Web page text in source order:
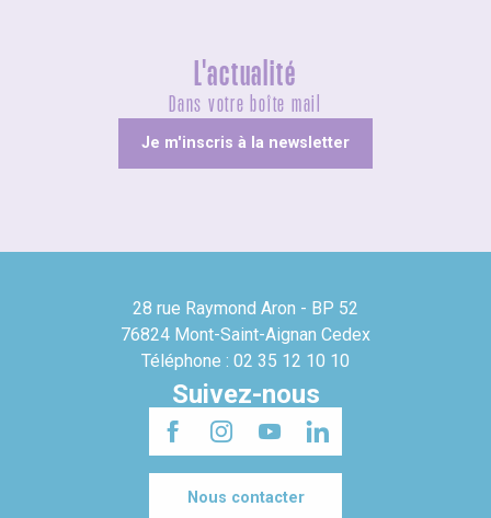
L'actualité
Dans votre boîte mail
Je m'inscris à la newsletter
28 rue Raymond Aron - BP 52
76824 Mont-Saint-Aignan Cedex
Téléphone : 02 35 12 10 10
Suivez-nous
Nous contacter